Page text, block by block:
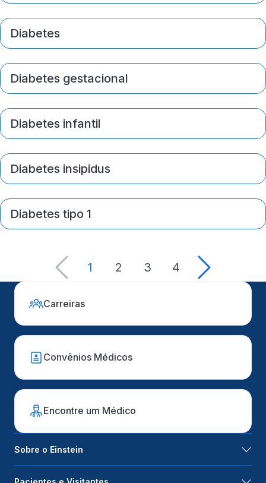
Diabetes
Diabetes gestacional
Diabetes infantil
Diabetes insipidus
Diabetes tipo 1
1 2 3 4
Carreiras
Convênios Médicos
Encontre um Médico
Sobre o Einstein